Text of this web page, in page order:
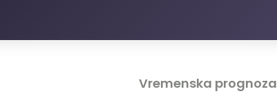
Vremenska prognoza